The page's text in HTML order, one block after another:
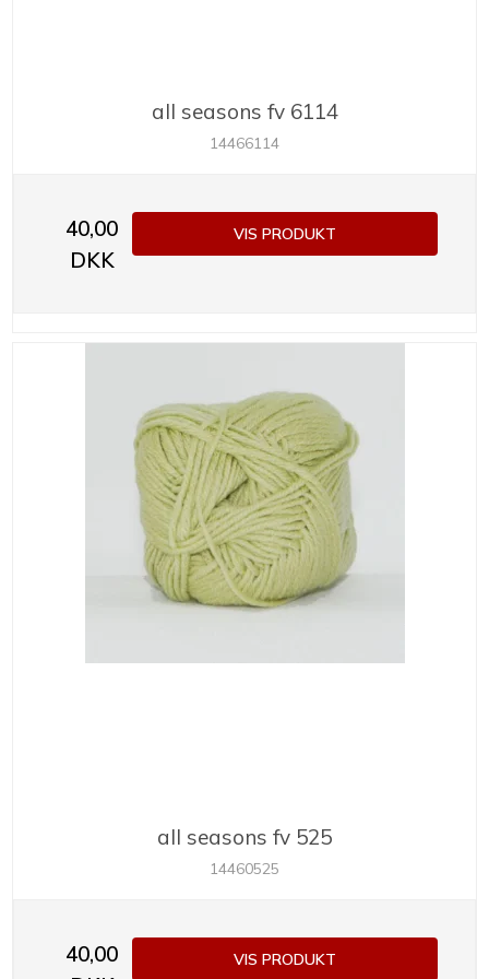
all seasons fv 6114
14466114
40,00
DKK
VIS PRODUKT
all seasons fv 525
14460525
40,00
VIS PRODUKT